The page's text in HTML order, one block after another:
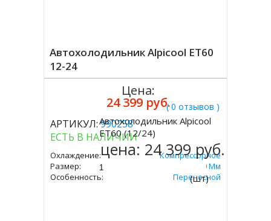
Автохолодильник Alpicool ЕT60
12-24
( 0 отзывов )
АРТИКУЛ:990258
ЕСТЬ В НАЛИЧИИ
Охлаждение:
Компрессорное
Размер:
545х723х360 Мм
Особенность:
Переносной
Цена:
24 399 руб.
Купить
Автохолодильник Alpicool
ЕT60 (12/24)
цена: 24 399 руб.
(шт)